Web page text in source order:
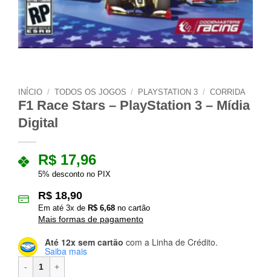
INÍCIO / TODOS OS JOGOS / PLAYSTATION 3 / CORRIDA
F1 Race Stars – PlayStation 3 – Mídia
Digital
R$ 17,96
5% desconto no PIX
R$ 18,90
Em até 3x de R$ 6,68 no cartão
Mais formas de pagamento
Até 12x sem cartão com a Linha de Crédito.
Saiba mais